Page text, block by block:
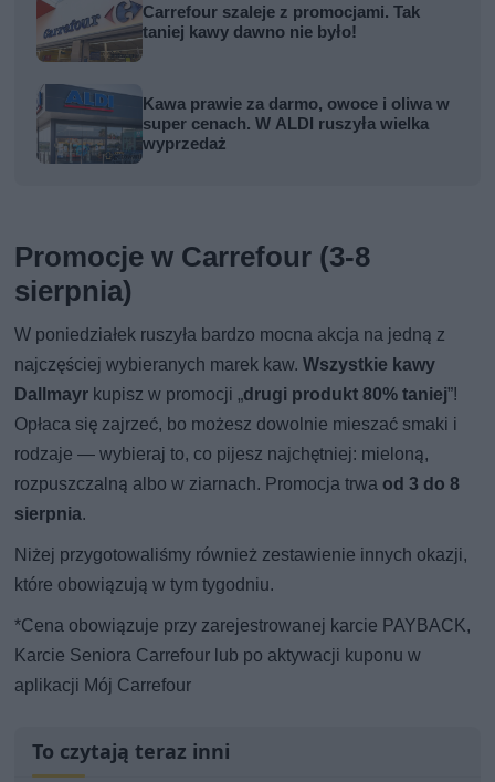
Carrefour szaleje z promocjami. Tak
taniej kawy dawno nie było!
Kawa prawie za darmo, owoce i oliwa w
super cenach. W ALDI ruszyła wielka
wyprzedaż
Promocje w Carrefour (3-8
sierpnia)
W poniedziałek ruszyła bardzo mocna akcja na jedną z
najczęściej wybieranych marek kaw.Wszystkie kawy
Dallmayr kupisz w promocji „drugi produkt 80% taniej”!
Opłaca się zajrzeć, bo możesz dowolnie mieszać smaki i
rodzaje — wybieraj to, co pijesz najchętniej: mieloną,
rozpuszczalną albo w ziarnach. Promocja trwa od 3 do 8
sierpnia.
Niżej przygotowaliśmy również zestawienie innych okazji,
które obowiązują w tym tygodniu.
*Cena obowiązuje przy zarejestrowanej karcie PAYBACK,
Karcie Seniora Carrefour lub po aktywacji kuponu w
aplikacji Mój Carrefour
To czytają teraz inni